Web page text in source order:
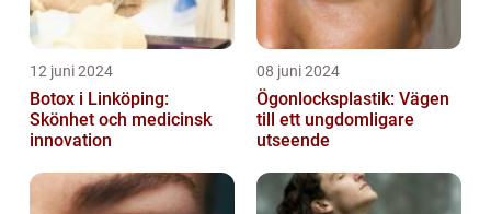
12 juni 2024
Botox i Linköping:
Skönhet och medicinsk
innovation
08 juni 2024
Ögonlocksplastik: Vägen
till ett ungdomligare
utseende